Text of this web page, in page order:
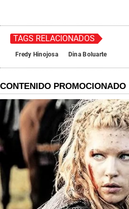
TAGS RELACIONADOS
Fredy Hinojosa Dina Boluarte